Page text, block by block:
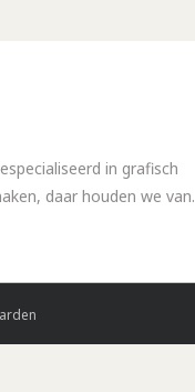
in grafisch
daar houden we van.